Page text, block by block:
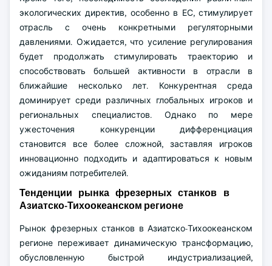
экологических директив, особенно в ЕС, стимулирует
отрасль с очень конкретными регуляторными
давлениями. Ожидается, что усиление регулирования
будет продолжать стимулировать траекторию и
способствовать большей активности в отрасли в
ближайшие несколько лет. Конкурентная среда
доминирует среди различных глобальных игроков и
региональных специалистов. Однако по мере
ужесточения конкуренции дифференциация
становится все более сложной, заставляя игроков
инновационно подходить и адаптироваться к новым
ожиданиям потребителей.
Тенденции рынка фрезерных станков в
Азиатско-Тихоокеанском регионе
Рынок фрезерных станков в Азиатско-Тихоокеанском
регионе переживает динамическую трансформацию,
обусловленную быстрой индустриализацией,